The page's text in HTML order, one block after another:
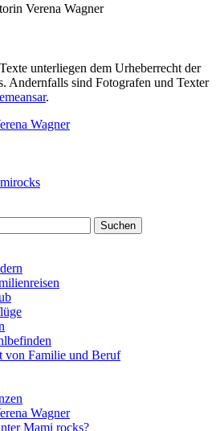
Verena Wagner
unterliegen dem Urheberrecht der
Andernfalls sind Fotografen und Texter
.
Wagner
von Familie und Beruf
Wagner
Mami rocks?